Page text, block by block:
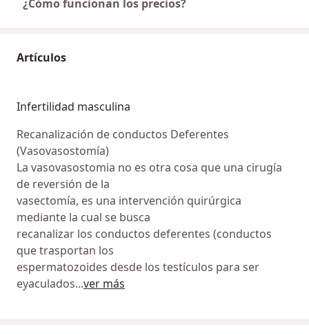
¿Cómo funcionan los precios?
Artículos
Infertilidad masculina
Recanalización de conductos Deferentes
(Vasovasostomía)
La vasovasostomia no es otra cosa que una cirugía
de reversión de la
vasectomía, es una intervención quirúrgica
mediante la cual se busca
recanalizar los conductos deferentes (conductos
que trasportan los
espermatozoides desde los testículos para ser
eyaculados...ver más